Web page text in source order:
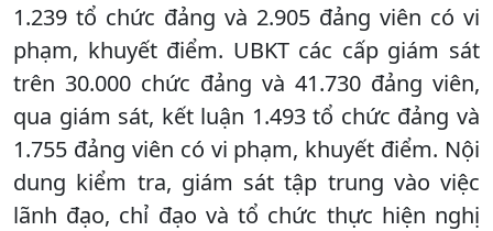
1.239 tổ chức đảng và 2.905 đảng viên có vi
phạm, khuyết điểm. UBKT các cấp giám sát
trên 30.000 chức đảng và 41.730 đảng viên,
qua giám sát, kết luận 1.493 tổ chức đảng và
1.755 đảng viên có vi phạm, khuyết điểm. Nội
dung kiểm tra, giám sát tập trung vào việc
lãnh đạo, chỉ đạo và tổ chức thực hiện nghị